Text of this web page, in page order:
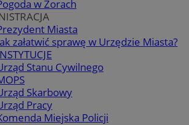
w Żorach
Miasta
załatwić sprawę w Urzędzie Miasta?
Stanu Cywilnego
Skarbowy
Pracy
Miejska Policji